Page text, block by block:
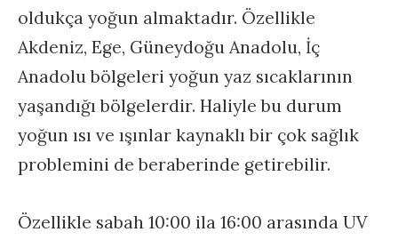
oldukça yoğun almaktadır. Özellikle
Akdeniz, Ege, Güneydoğu Anadolu, İç
Anadolu bölgeleri yoğun yaz sıcaklarının
yaşandığı bölgelerdir. Haliyle bu durum
yoğun ısı ve ışınlar kaynaklı bir çok sağlık
problemini de beraberinde getirebilir.
Özellikle sabah 10:00 ila 16:00 arasında UV